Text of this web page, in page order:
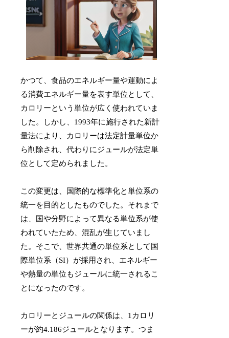
かつて、食品のエネルギー量や運動によ
る消費エネルギー量を表す単位として、
カロリーという単位が広く使われていま
した。しかし、1993年に施行された新計
量法により、カロリーは法定計量単位か
ら削除され、代わりにジュールが法定単
位として定められました。
この変更は、国際的な標準化と単位系の
統一を目的としたものでした。それまで
は、国や分野によって異なる単位系が使
われていたため、混乱が生じていまし
た。そこで、世界共通の単位系として国
際単位系（SI）が採用され、エネルギー
や熱量の単位もジュールに統一されるこ
とになったのです。
カロリーとジュールの関係は、1カロリ
ーが約4.186ジュールとなります。つま